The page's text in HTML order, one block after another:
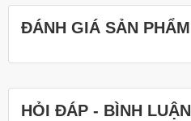
ĐÁNH GIÁ SẢN PHẨM
HỎI ĐÁP - BÌNH LUẬN